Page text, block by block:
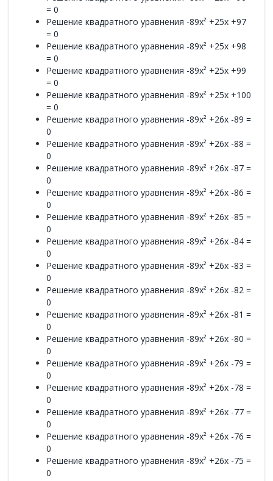
= 0
Решение квадратного уравнения -89x² +25x +97
= 0
Решение квадратного уравнения -89x² +25x +98
= 0
Решение квадратного уравнения -89x² +25x +99
= 0
Решение квадратного уравнения -89x² +25x +100
= 0
Решение квадратного уравнения -89x² +26x -89 =
0
Решение квадратного уравнения -89x² +26x -88 =
0
Решение квадратного уравнения -89x² +26x -87 =
0
Решение квадратного уравнения -89x² +26x -86 =
0
Решение квадратного уравнения -89x² +26x -85 =
0
Решение квадратного уравнения -89x² +26x -84 =
0
Решение квадратного уравнения -89x² +26x -83 =
0
Решение квадратного уравнения -89x² +26x -82 =
0
Решение квадратного уравнения -89x² +26x -81 =
0
Решение квадратного уравнения -89x² +26x -80 =
0
Решение квадратного уравнения -89x² +26x -79 =
0
Решение квадратного уравнения -89x² +26x -78 =
0
Решение квадратного уравнения -89x² +26x -77 =
0
Решение квадратного уравнения -89x² +26x -76 =
0
Решение квадратного уравнения -89x² +26x -75 =
0